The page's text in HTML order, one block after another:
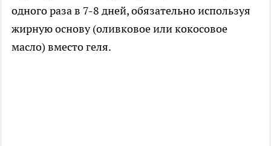
одного раза в 7-8 дней, обязательно используя
жирную основу (оливковое или кокосовое
масло) вместо геля.